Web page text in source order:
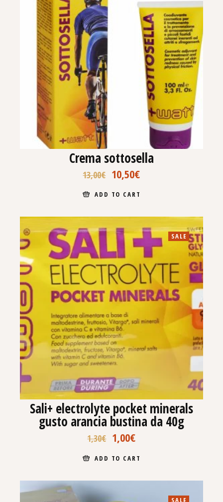
Crema sottosella
13,00€ 10,50€
ADD TO CART
SALE
Sali+ electrolyte pocket minerals
gusto arancia bustina da 40g
1,30€ 1,00€
ADD TO CART
SALE